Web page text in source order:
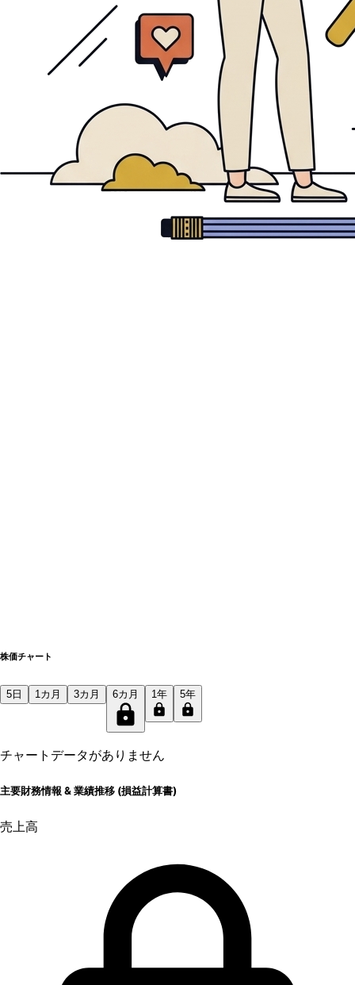
株価チャート
5日 1カ月 3カ月 6カ月 1年 5年
チャートデータがありません
主要財務情報 & 業績推移 (損益計算書)
売上高